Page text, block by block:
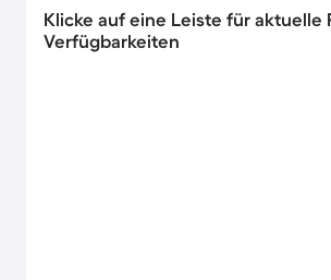
Klicke auf eine Leiste für aktuelle
Verfügbarkeiten